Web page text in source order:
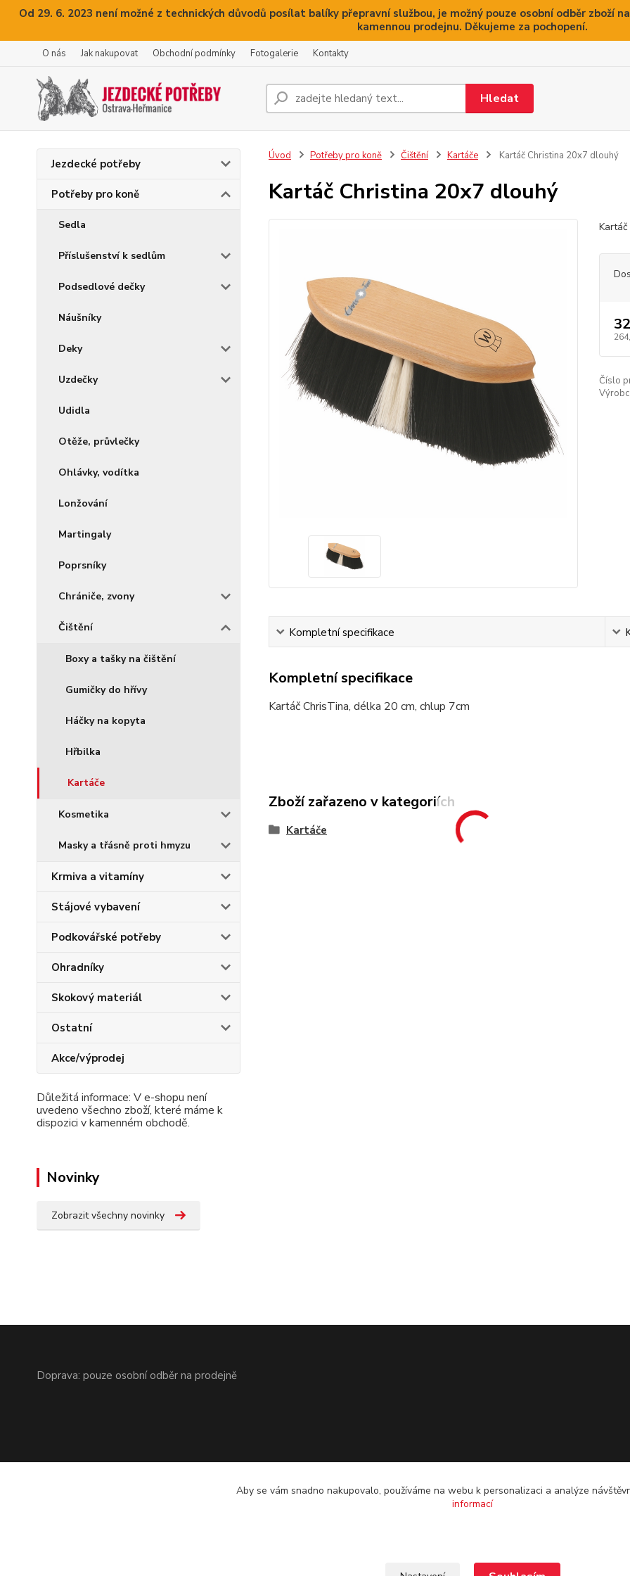
Od 29. 6. 2023 není možné z technických důvodů posílat balíky přepravní službou, je možný pouze osobní odběr zboží
kamennou prodejnu. Děkujeme za pochopení.
O nás Jak nakupovat Obchodní podmínky Fotogalerie Kontakty
Hledat
Jezdecké potřeby
Potřeby pro koně
Sedla
Příslušenství k sedlům
Podsedlové dečky
Náušníky
Deky
Uzdečky
Udidla
Otěže, průvlečky
Ohlávky, vodítka
Lonžování
Martingaly
Poprsníky
Chrániče, zvony
Čištění
Boxy a tašky na čištění
Gumičky do hřívy
Háčky na kopyta
Hřbilka
Kartáče
Kosmetika
Masky a třásně proti hmyzu
Krmiva a vitamíny
Stájové vybavení
Podkovářské potřeby
Ohradníky
Skokový materiál
Ostatní
Akce/výprodej
Důležitá informace: V e-shopu není
uvedeno všechno zboží, které máme k
dispozici v kamenném obchodě.
Novinky
Zobrazit všechny novinky
Úvod Potřeby pro koně Čištění Kartáče Kartáč Christina 20x7 dlouhý
Kartáč Christina 20x7 dlouhý
Číslo
Kompletní specifikace
Kompletní specifikace
Kartáč ChrisTina, délka 20 cm, chlup 7cm
Zboží zařazeno v kategoriích
Kartáče
Doprava: pouze osobní odběr na prodejně
Aby se vám snadno nakupovalo, používáme na webu k personalizaci a analýze
informací